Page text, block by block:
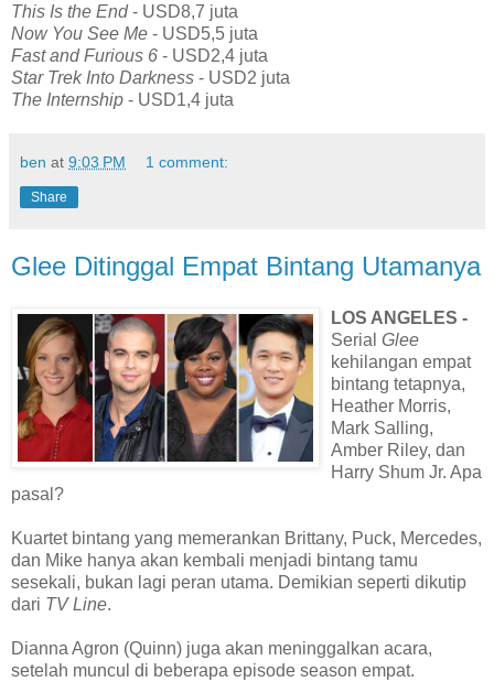
This Is the End- USD8,7 juta
Now You See Me - USD5,5 juta
Fast and Furious 6 - USD2,4 juta
Star Trek Into Darkness - USD2 juta
The Internship - USD1,4 juta
ben at 9:03 PM 1 comment:
Share
Glee Ditinggal Empat Bintang Utamanya
LOS ANGELES -
Serial Glee
kehilangan empat
bintang tetapnya,
Heather Morris,
Mark Salling,
Amber Riley, dan
Harry Shum Jr. Apa
pasal?
Kuartet bintang yang memerankan Brittany, Puck, Mercedes,
dan Mike hanya akan kembali menjadi bintang tamu
sesekali, bukan lagi peran utama. Demikian seperti dikutip
dari TV Line.
Dianna Agron (Quinn) juga akan meninggalkan acara,
setelah muncul di beberapa episode season empat.